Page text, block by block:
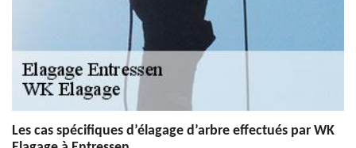
Les cas spécifiques d’élagage d’arbre effectués par WK